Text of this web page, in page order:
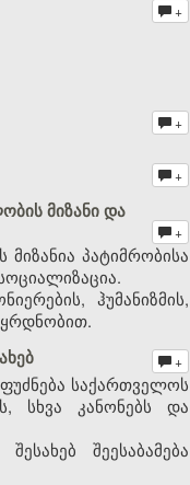
+
+
+
მიზანი და
+
პატიმრობისა
ჰუმანიზმის,
+
საქართველოს
სხვა კანონებს და
შეესაბამება